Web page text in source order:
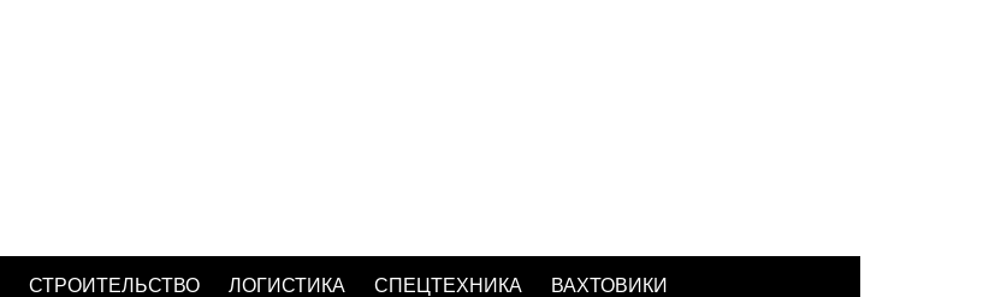
СТРОИТЕЛЬСТВО ЛОГИСТИКА СПЕЦТЕХНИКА ВАХТОВИКИ